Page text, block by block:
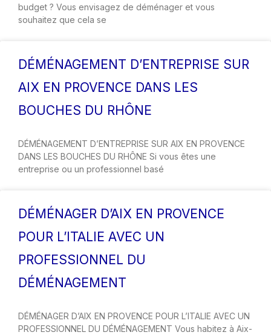
budget ? Vous envisagez de déménager et vous
souhaitez que cela se
DÉMÉNAGEMENT D’ENTREPRISE SUR
AIX EN PROVENCE DANS LES
BOUCHES DU RHÔNE
DÉMÉNAGEMENT D’ENTREPRISE SUR AIX EN PROVENCE
DANS LES BOUCHES DU RHÔNE Si vous êtes une
entreprise ou un professionnel basé
DÉMÉNAGER D’AIX EN PROVENCE
POUR L’ITALIE AVEC UN
PROFESSIONNEL DU
DÉMÉNAGEMENT
DÉMÉNAGER D’AIX EN PROVENCE POUR L’ITALIE AVEC UN
PROFESSIONNEL DU DÉMÉNAGEMENT Vous habitez à Aix-